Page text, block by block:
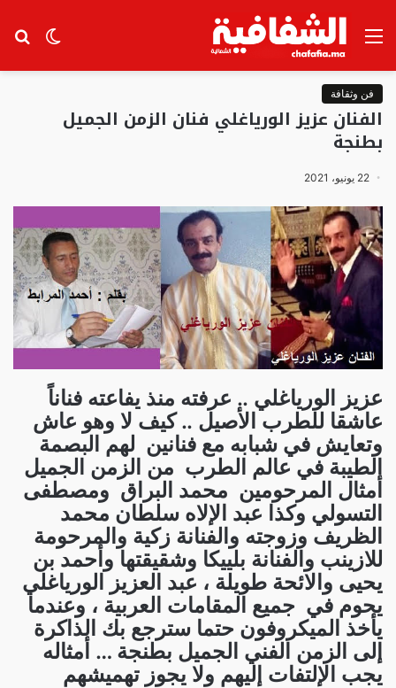
الوضع
القائمة
فن وثقافة
الفنان عزيز الورياغلي فنان الزمن الجميل
بطنجة
22 يونيو، 2021
عزيز الورياغلي .. عرفته منذ يفاعته فناناً
عاشقا للطرب الأصيل .. كيف لا وهو عاش
وتعايش في شبابه مع فنانين لهم البصمة
الطيبة في عالم الطرب من الزمن الجميل
أمثال المرحومين محمد البراق ومصطفى
التسولي وكذا عبد الإلاه سلطان محمد
الظريف وزوجته والفنانة زكية والمرحومة
للازينب والفنانة بلييكا وشقيقتها وأحمد بن
يحيى والائحة طويلة ، عبد العزيز الورياغلي
يحوم في جميع المقامات العربية ، وعندما
يأخذ الميكروفون حتما سترجع بك الذاكرة
إلى الزمن الفني الجميل بطنجة … أمثاله
يجب الإلتفات إليهم ولا يجوز تهميشهم